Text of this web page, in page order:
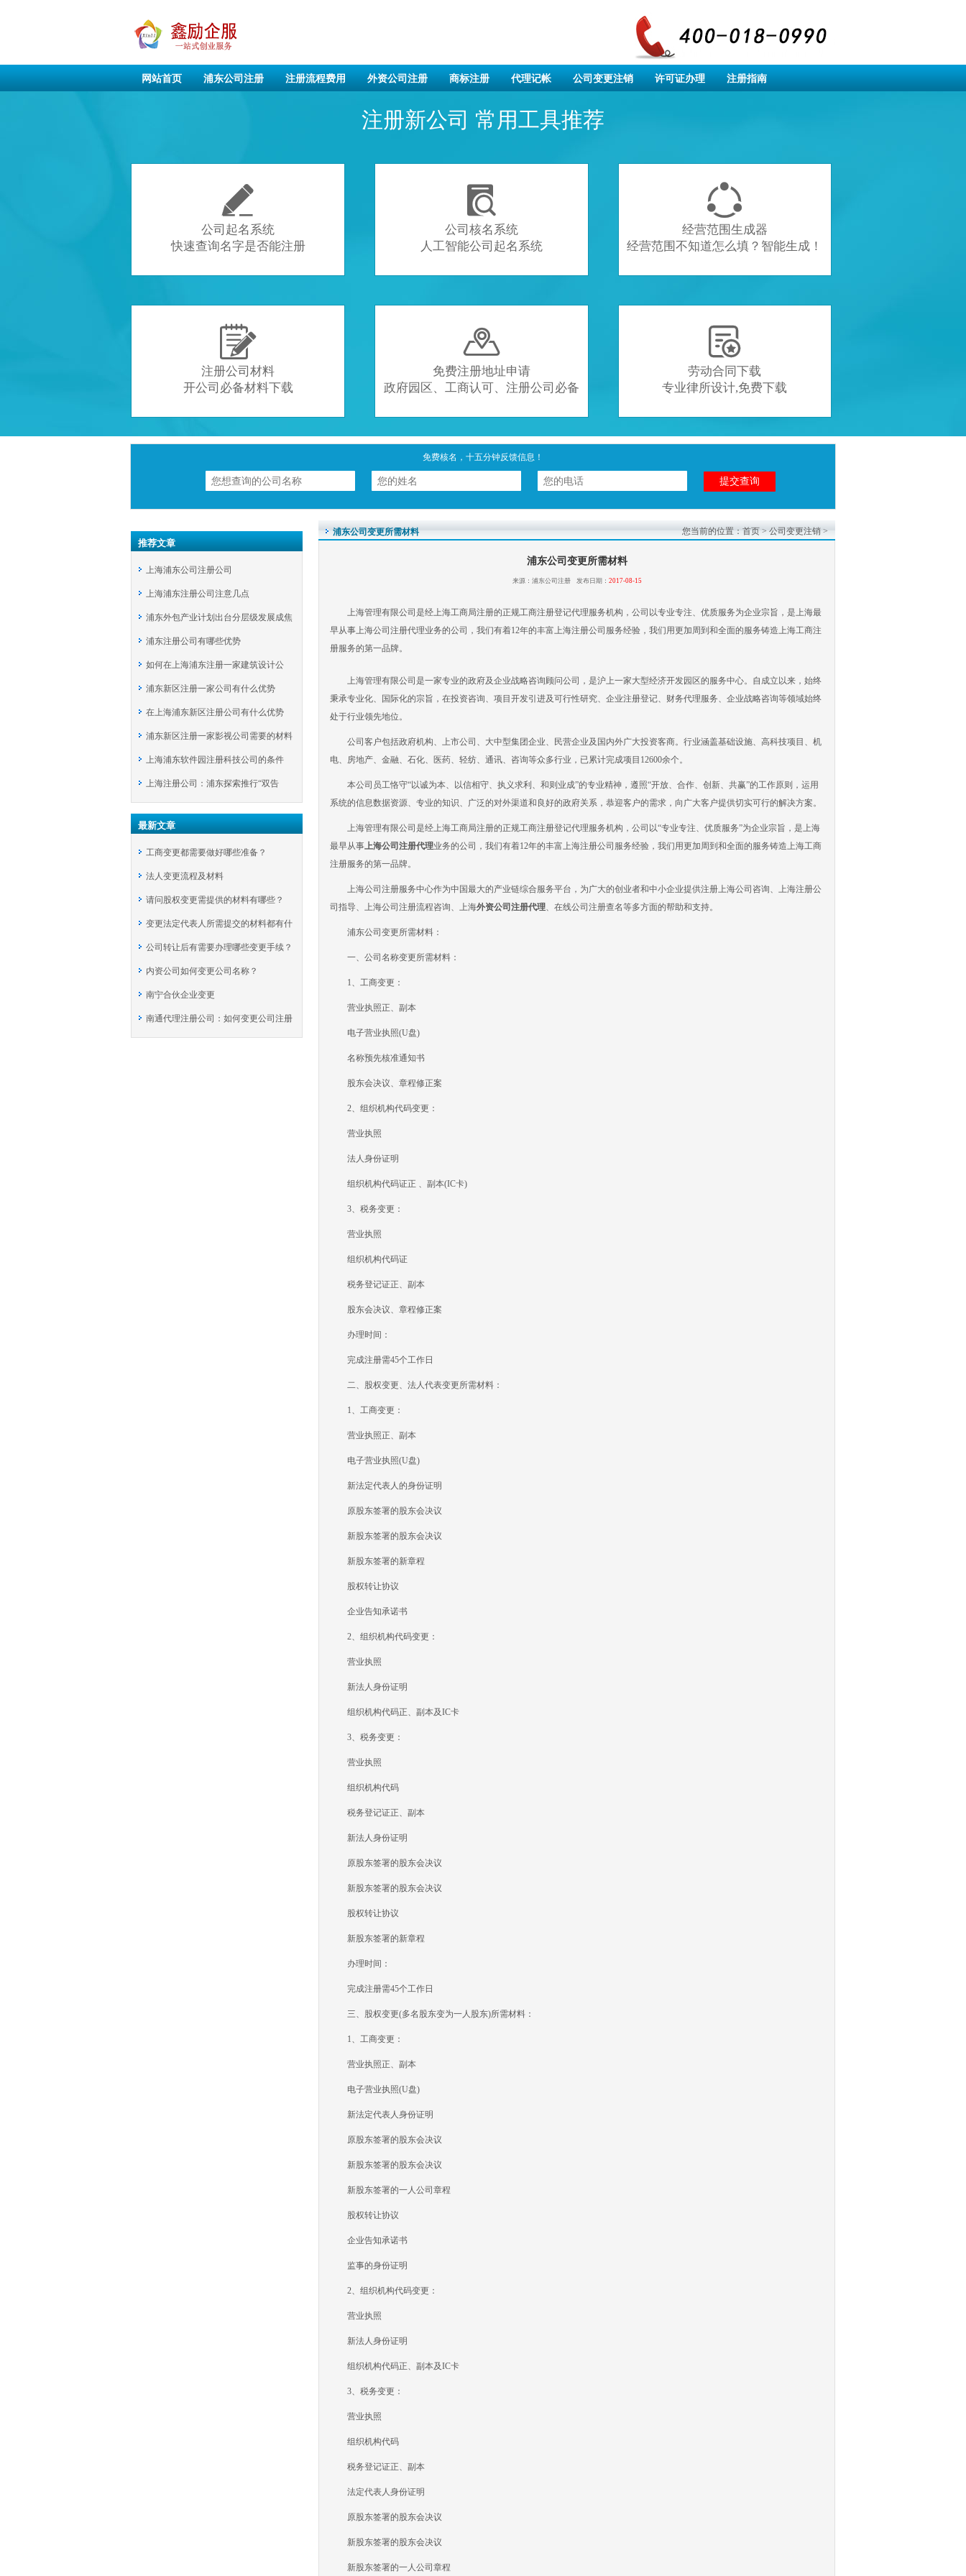
网站首页 浦东公司注册 注册流程费用 外资公司注册 商标注册 代理记帐 公司变更注销 许可证办理 注册指南
注册新公司 常用工具推荐

公司起名系统
快速查询名字是否能注册

公司核名系统
人工智能公司起名系统

经营范围生成器
经营范围不知道怎么填？智能生成！

注册公司材料
开公司必备材料下载

免费注册地址申请
政府园区、工商认可、注册公司必备

劳动合同下载
专业律所设计,免费下载
免费核名，十五分钟反馈信息！
推荐文章
上海浦东公司注册公司
上海浦东注册公司注意几点
浦东外包产业计划出台分层级发展成焦
点
浦东注册公司有哪些优势
如何在上海浦东注册一家建筑设计公
司？
浦东新区注册一家公司有什么优势
在上海浦东新区注册公司有什么优势
浦东新区注册一家影视公司需要的材料
上海浦东软件园注册科技公司的条件
上海注册公司：浦东探索推行“双告
最新文章
工商变更都需要做好哪些准备？
法人变更流程及材料
请问股权变更需提供的材料有哪些？
变更法定代表人所需提交的材料都有什
么呢
公司转让后有需要办理哪些变更手续？
内资公司如何变更公司名称？
南宁合伙企业变更
南通代理注册公司：如何变更公司注册
浦东公司变更所需材料 您当前的位置： 首页 > 公司变更注销 >
浦东公司变更所需材料
来源：浦东公司注册 发布日期： 2017-08-15
上海管理有限公司是经上海工商局注册的正规工商注册登记代理服务机构，公司以专业专注、优质服务为企业宗旨，是上海最
早从事上海公司注册代理业务的公司，我们有着12年的丰富上海注册公司服务经验，我们用更加周到和全面的服务铸造上海工商注
册服务的第一品牌。
上海管理有限公司是一家专业的政府及企业战略咨询顾问公司，是沪上一家大型经济开发园区的服务中心。自成立以来，始终
秉承专业化、国际化的宗旨，在投资咨询、项目开发引进及可行性研究、企业注册登记、财务代理服务、企业战略咨询等领域始终
处于行业领先地位。
公司客户包括政府机构、上市公司、大中型集团企业、民营企业及国内外广大投资客商。行业涵盖基础设施、高科技项目、机
电、房地产、金融、石化、医药、轻纺、通讯、咨询等众多行业，已累计完成项目12600余个。
本公司员工恪守“以诚为本、以信相守、执义求利、和则业成”的专业精神，遵照“开放、合作、创新、共赢”的工作原则，运用
系统的信息数据资源、专业的知识、广泛的对外渠道和良好的政府关系，恭迎客户的需求，向广大客户提供切实可行的解决方案。
上海管理有限公司是经上海工商局注册的正规工商注册登记代理服务机构，公司以“专业专注、优质服务”为企业宗旨，是上海
最早从事上海公司注册代理业务的公司，我们有着12年的丰富上海注册公司服务经验，我们用更加周到和全面的服务铸造上海工商
注册服务的第一品牌。
上海公司注册服务中心作为中国最大的产业链综合服务平台，为广大的创业者和中小企业提供注册上海公司咨询、上海注册公
司指导、上海公司注册流程咨询、上海外资公司注册代理、在线公司注册查名等多方面的帮助和支持。
浦东公司变更所需材料：
一、公司名称变更所需材料：
1、工商变更：
营业执照正、副本
电子营业执照(U盘)
名称预先核准通知书
股东会决议、章程修正案
2、组织机构代码变更：
营业执照
法人身份证明
组织机构代码证正 、副本(IC卡)
3、税务变更：
营业执照
组织机构代码证
税务登记证正、副本
股东会决议、章程修正案
办理时间：
完成注册需45个工作日
二、股权变更、法人代表变更所需材料：
1、工商变更：
营业执照正、副本
电子营业执照(U盘)
新法定代表人的身份证明
原股东签署的股东会决议
新股东签署的股东会决议
新股东签署的新章程
股权转让协议
企业告知承诺书
2、组织机构代码变更：
营业执照
新法人身份证明
组织机构代码正、副本及IC卡
3、税务变更：
营业执照
组织机构代码
税务登记证正、副本
新法人身份证明
原股东签署的股东会决议
新股东签署的股东会决议
股权转让协议
新股东签署的新章程
办理时间：
完成注册需45个工作日
三、股权变更(多名股东变为一人股东)所需材料：
1、工商变更：
营业执照正、副本
电子营业执照(U盘)
新法定代表人身份证明
原股东签署的股东会决议
新股东签署的股东会决议
新股东签署的一人公司章程
股权转让协议
企业告知承诺书
监事的身份证明
2、组织机构代码变更：
营业执照
新法人身份证明
组织机构代码正、副本及IC卡
3、税务变更：
营业执照
组织机构代码
税务登记证正、副本
法定代表人身份证明
原股东签署的股东会决议
新股东签署的股东会决议
新股东签署的一人公司章程